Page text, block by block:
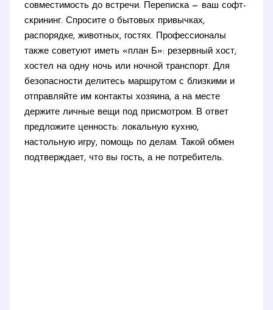
совместимость до встречи. Переписка — ваш софт-
скрининг. Спросите о бытовых привычках,
распорядке, животных, гостях. Профессионалы
также советуют иметь «план Б»: резервный хост,
хостел на одну ночь или ночной транспорт. Для
безопасности делитесь маршрутом с близкими и
отправляйте им контакты хозяина, а на месте
держите личные вещи под присмотром. В ответ
предложите ценность: локальную кухню,
настольную игру, помощь по делам. Такой обмен
подтверждает, что вы гость, а не потребитель.